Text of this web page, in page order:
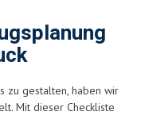
zu gestalten, haben wir
Mit dieser Checkliste